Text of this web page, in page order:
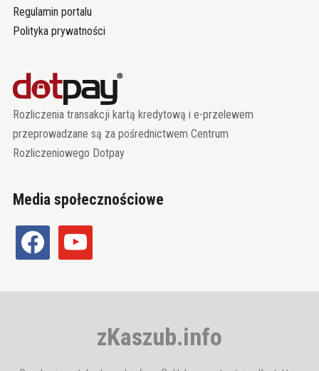
Regulamin portalu
Polityka prywatności
Rozliczenia transakcji kartą kredytową i e-przelewem
przeprowadzane są za pośrednictwem Centrum
Rozliczeniowego Dotpay
Media społecznościowe
facebook youtube
zKaszub.info